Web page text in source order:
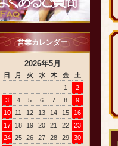
営業カレンダー
2026年5月
日 月 火 水 木 金
土
1
2
3
4 5 6 7 8
9
10
11 12 13 14 15
16
17
18 19 20 21 22
23
24
25 26 27 28 29
30